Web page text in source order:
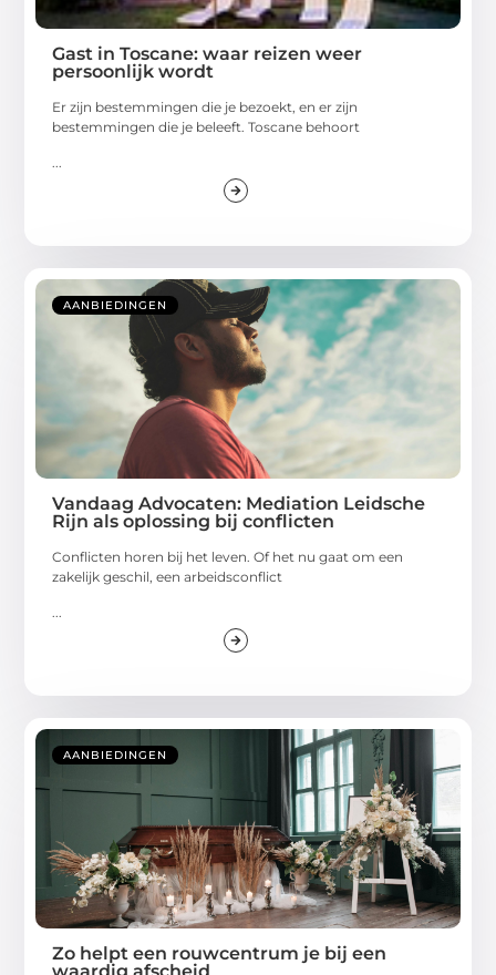
Gast in Toscane: waar reizen weer
persoonlijk wordt
Er zijn bestemmingen die je bezoekt, en er zijn
bestemmingen die je beleeft. Toscane behoort
...
AANBIEDINGEN
Vandaag Advocaten: Mediation Leidsche
Rijn als oplossing bij conflicten
Conflicten horen bij het leven. Of het nu gaat om een
zakelijk geschil, een arbeidsconflict
...
AANBIEDINGEN
Zo helpt een rouwcentrum je bij een